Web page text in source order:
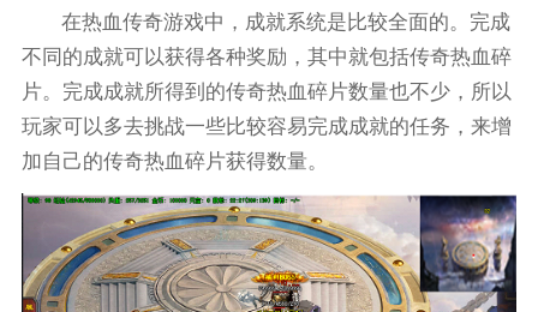
在热血传奇游戏中，成就系统是比较全面的。完成
不同的成就可以获得各种奖励，其中就包括传奇热血碎
片。完成成就所得到的传奇热血碎片数量也不少，所以
玩家可以多去挑战一些比较容易完成成就的任务，来增
加自己的传奇热血碎片获得数量。